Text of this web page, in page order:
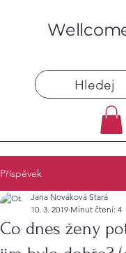
Příspěvek
Co dnes ženy
Jana Nováková Stará
10. 3. 2019 Minut čtení: 4